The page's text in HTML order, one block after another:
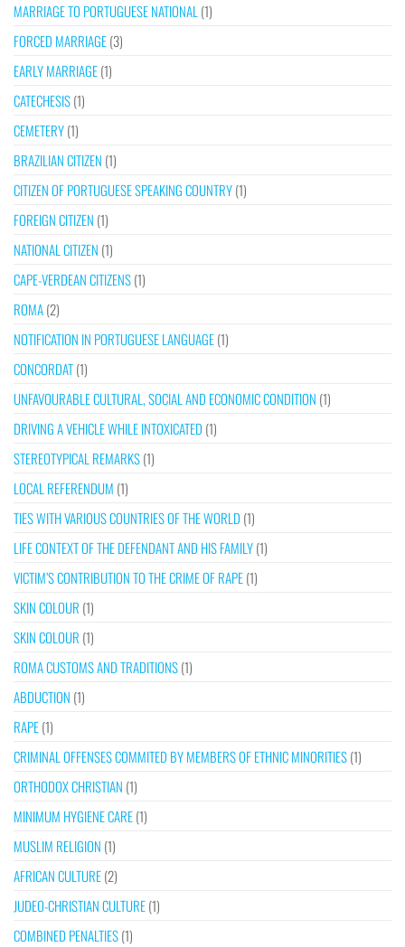
MARRIAGE TO PORTUGUESE NATIONAL (1)
FORCED MARRIAGE(3)
EARLY MARRIAGE(1)
CATECHESIS(1)
CEMETERY(1)
BRAZILIAN CITIZEN (1)
CITIZEN OF PORTUGUESE SPEAKING COUNTRY(1)
FOREIGN CITIZEN (1)
NATIONAL CITIZEN (1)
CAPE-VERDEAN CITIZENS(1)
ROMA(2)
NOTIFICATION IN PORTUGUESE LANGUAGE(1)
CONCORDAT(1)
UNFAVOURABLE CULTURAL, SOCIAL AND ECONOMIC CONDITION (1)
DRIVING A VEHICLE WHILE INTOXICATED (1)
STEREOTYPICAL REMARKS(1)
LOCAL REFERENDUM (1)
TIES WITH VARIOUS COUNTRIES OF THE WORLD (1)
LIFE CONTEXT OF THE DEFENDANT AND HIS FAMILY(1)
VICTIM’S CONTRIBUTION TO THE CRIME OF RAPE(1)
SKIN COLOUR (1)
SKIN COLOUR (1)
ROMA CUSTOMS AND TRADITIONS(1)
ABDUCTION (1)
RAPE(1)
CRIMINAL OFFENSES COMMITED BY MEMBERS OF ETHNIC MINORITIES(1)
ORTHODOX CHRISTIAN (1)
MINIMUM HYGIENE CARE(1)
MUSLIM RELIGION (1)
AFRICAN CULTURE(2)
JUDEO-CHRISTIAN CULTURE(1)
COMBINED PENALTIES(1)